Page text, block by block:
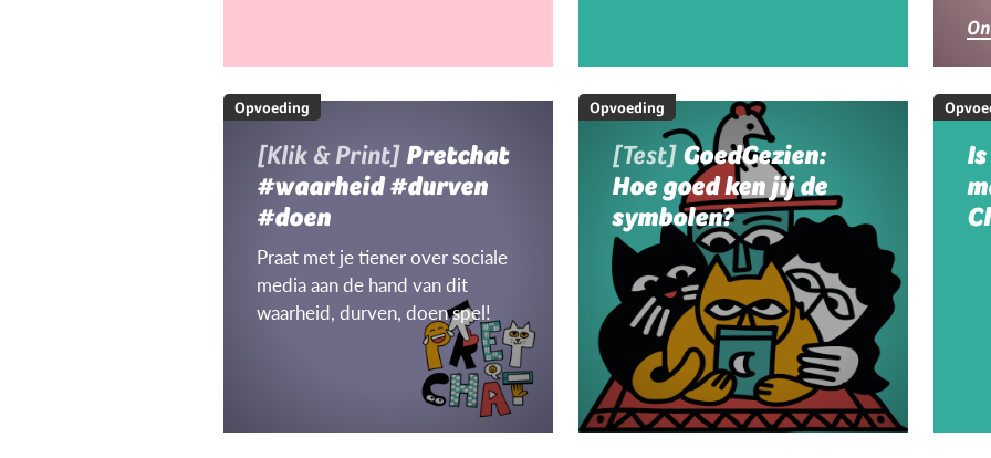
Opvoeding
[Klik & Print] Pretchat
#waarheid #durven
#doen
Praat met je tiener over sociale
media aan de hand van dit
waarheid, durven, doen spel!
Opvoeding
[Test] GoedGezien:
Hoe goed ken jij de
symbolen?